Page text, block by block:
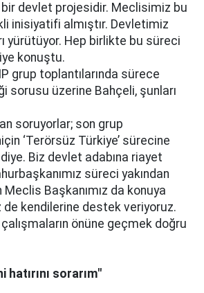
bir devlet projesidir. Meclisimiz bu
inisiyatifi almıştır. Devletimiz
yürütüyor. Hep birlikte bu süreci
konuştu.
grup toplantılarında sürece
sorusu üzerine Bahçeli, şunları
soruyorlar; son grup
‘Terörsüz Türkiye’ sürecine
Biz devlet adabına riayet
süreci yakından
Meclis Başkanımız da konuya
de kendilerine destek veriyoruz.
önüne geçmek doğru
hatırını sorarım"